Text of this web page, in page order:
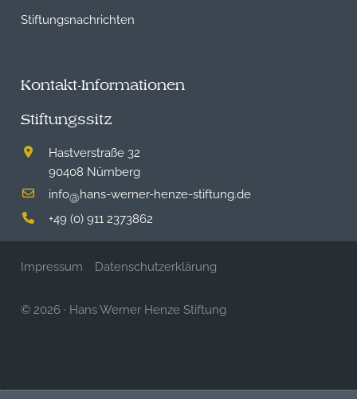
Stiftungsnachrichten
Kontakt-Informationen
Stiftungssitz
Hastverstraße 32
90408 Nürnberg
info@hans-werner-henze-stiftung.de
+49 (0) 911 2373862
Impressum Datenschutzerklärung
© 2026 · Hans Werner Henze Stiftung